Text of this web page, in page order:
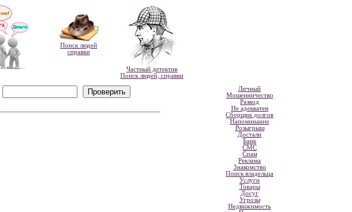
Поиск людей
справки
Частный детектив
Поиск людей, справки
Личный
Мошенничество
Развод
Не адекватен
Сборщик долгов
Напоминание
Розыгрыш
Достали
Банк
СМС
Спам
Реклама
Знакомство
Поиск владельца
Услуги
Товары
Досуг
Угрозы
Недвижимость